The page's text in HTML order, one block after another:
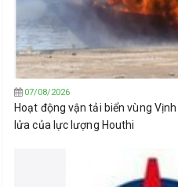
07/08/2026
Hoạt động vận tải biển vùng
lửa của lực lượng Houthi